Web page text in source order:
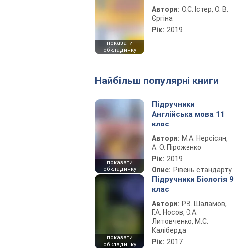
показати
обкладинку
Автори: О.С. Істер, О. В.
Єргіна
Рік: 2019
Найбільш популярні книги
показати
обкладинку
Підручники
Англійська мова 11
клас
Автори: М.А. Нерсісян,
А. О. Піроженко
Рік: 2019
Опис: Рівень стандарту
показати
обкладинку
Підручники Біологія 9
клас
Автори: Р.В. Шаламов,
Г.А. Носов, О.А.
Литовченко, М.С.
Каліберда
Рік: 2017